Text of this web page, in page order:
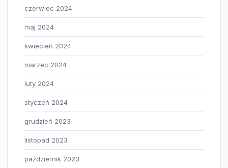
czerwiec 2024
maj 2024
kwiecień 2024
marzec 2024
luty 2024
styczeń 2024
grudzień 2023
listopad 2023
październik 2023